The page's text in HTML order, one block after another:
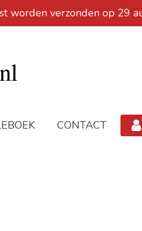
worden verzonden op 29
CONTACT